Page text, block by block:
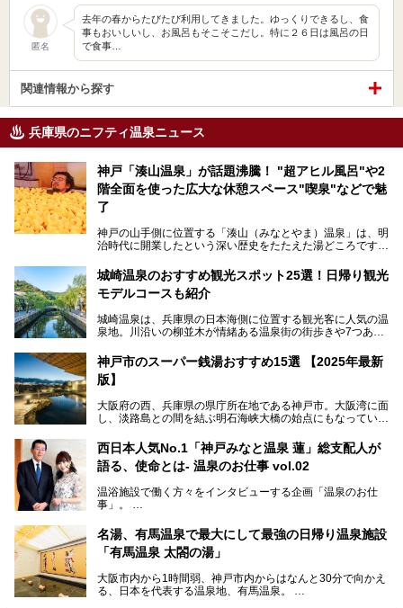
匿名
去年の春からたびたび利用してきました。ゆっくりできるし、食
事もおいしいし、お風呂もそこそこだし。特に２６日は風呂の日
で食事…
関連情報から探す
兵庫県のニフティ温泉ニュース
神戸「湊山温泉」が話題沸騰！ "超アヒル風呂"や2
階全面を使った広大な休憩スペース"喫泉"などで魅
了
神戸の山手側に位置する「湊山（みなとやま）温泉」は、明
治時代に開業したという深い歴史をたたえた湯どころです。
っぱいに浮かぶアヒルちゃん。さらに、ゆったりくつろげて
コワーキングも可能な休憩スペースも人気に。斬新な企画や
設備で人々をアッと驚かせる湊山温泉の魅力をリポートしま
城崎温泉のおすすめ観光スポット25選！日帰り観光
モデルコースも紹介
城崎温泉は、兵庫県の日本海側に位置する観光客に人気の温
泉地。川沿いの柳並木が情緒ある温泉街の街歩きや7つある
られています。鉄道の駅から温泉街が近く、歩いて回るのに
ちょうどよい規模で、日帰りでの訪問にもおすすめです。
の観光スポットをピックアップ。温泉やご当地グルメなどを
盛り込んだ日帰り観光モデルコースも紹介しているので、ぜ
神戸市のスーパー銭湯おすすめ15選 【2025年最新
版】
大阪府の西、兵庫県の県庁所在地である神戸市。大阪湾に面
し、淡路島との間を結ぶ明石海峡大橋の始点にもなっていま
華街をはじめ、きらびやかに発展したハーバーランドなど、
人気観光スポットもめじろ押しです。
そして、温泉好きの視点から見ると、神戸市といえば何とい
湯です。そのお湯をリーズナブルに体験できる健康ランドや
スーパー銭湯があったら……。今回はそんな希望に沿う施設
きます！
西日本人気No.1「神戸みなと温泉 蓮」総支配人が
語る、使命とは- 温泉のお仕事 vol.02
温浴施設で働く方々をインタビューする企画「温泉のお仕
事」。
ング西日本1位、2年連続「ベストオブ宿泊賞」に輝いた
「神戸みなと温泉 蓮」の魅力に迫りました！
名湯、有馬温泉で最大にして最強の日帰り温泉施設
「有馬温泉 太閤の湯」
大阪市内から1時間弱、神戸市内からはなんと30分で向かえ
る、日本を代表する温泉地、有馬温泉。